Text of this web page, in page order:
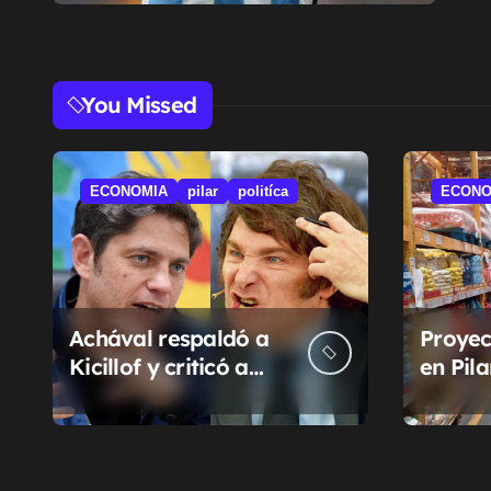
You Missed
ECONOMIA pilar politíca
Achával respaldó a
Kicillof y criticó a
Milei
en